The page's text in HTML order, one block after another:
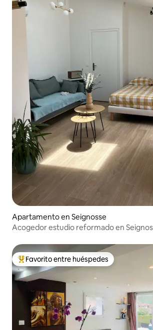
Apartamento en Seignosse
Acogedor estudio reformado en
Favorito entre huéspedes preferido
Favorito entre huéspedes